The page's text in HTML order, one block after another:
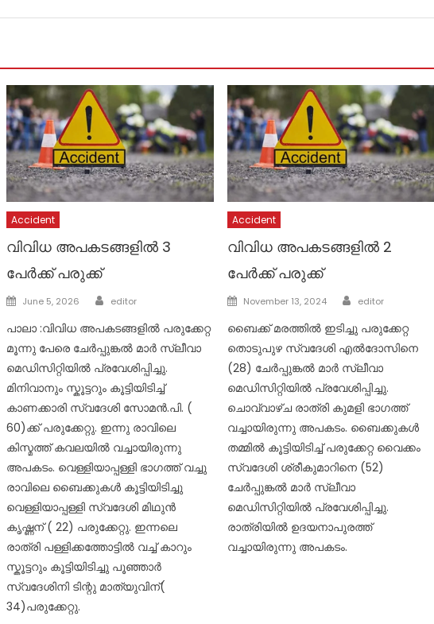
Accident
വിവിധ അപകടങ്ങളിൽ 3
പേർക്ക് പരുക്ക്
Posted
June 5, 2026 Author
editor
പാലാ :വിവിധ അപകടങ്ങളിൽ പരുക്കേറ്റ
മൂന്നു പേരെ ചേർപ്പുങ്കൽ മാർ സ്ലീവാ
മെഡിസിറ്റിയിൽ പ്രവേശിപ്പിച്ചു.
മിനിവാനും സ്കൂട്ടറും കൂട്ടിയിടിച്ച്
കാണക്കാരി സ്വദേശി സോമൻ.പി. (
60)ക്ക് പരുക്കേറ്റു. ഇന്നു രാവിലെ
കിസ്മത്ത് കവലയിൽ വച്ചായിരുന്നു
അപകടം. വെള്ളിയാപ്പള്ളി ഭാ​ഗത്ത് വച്ചു
രാവിലെ ബൈക്കുകൾ കൂട്ടിയിടിച്ചു
വെള്ളിയാപ്പള്ളി സ്വദേശി മിഥുൻ
കൃഷ്ണന് ( 22) പരുക്കേറ്റു. ഇന്നലെ
രാത്രി പള്ളിക്കത്തോട്ടിൽ വച്ച് കാറും
സ്കൂട്ടറും കൂട്ടിയിടിച്ചു പൂഞ്ഞാർ
സ്വദേശിനി ടിന്റു മാത്യുവിന്(
34)പരുക്കേറ്റു.
Accident
വിവിധ അപകടങ്ങളിൽ 2
പേർക്ക് പരുക്ക്
Posted
November 13, 2024 Author
editor
ബൈക്ക് മരത്തിൽ ഇടിച്ചു പരുക്കേറ്റ
തൊടുപുഴ സ്വദേശി എൽദോസിനെ
(28) ചേർപ്പുങ്കൽ മാർ സ്ലീവാ
മെഡിസിറ്റിയിൽ പ്രവേശിപ്പിച്ചു.
ചൊവ്വാഴ്ച രാത്രി കുമളി ഭാഗത്ത്
വച്ചായിരുന്നു അപകടം. ബൈക്കുകൾ
തമ്മിൽ കൂട്ടിയിടിച്ച് പരുക്കേറ്റ വൈക്കം
സ്വദേശി ശ്രീകുമാറിനെ (52)
ചേർപ്പുങ്കൽ മാർ സ്ലീവാ
മെഡിസിറ്റിയിൽ പ്രവേശിപ്പിച്ചു.
രാത്രിയിൽ ഉദയനാപുരത്ത്
വച്ചായിരുന്നു അപകടം.